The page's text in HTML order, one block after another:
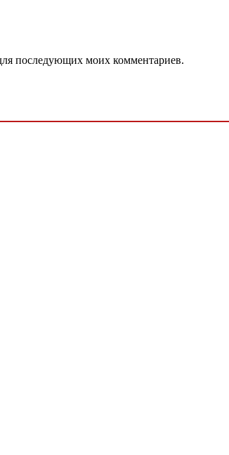
последующих моих комментариев.